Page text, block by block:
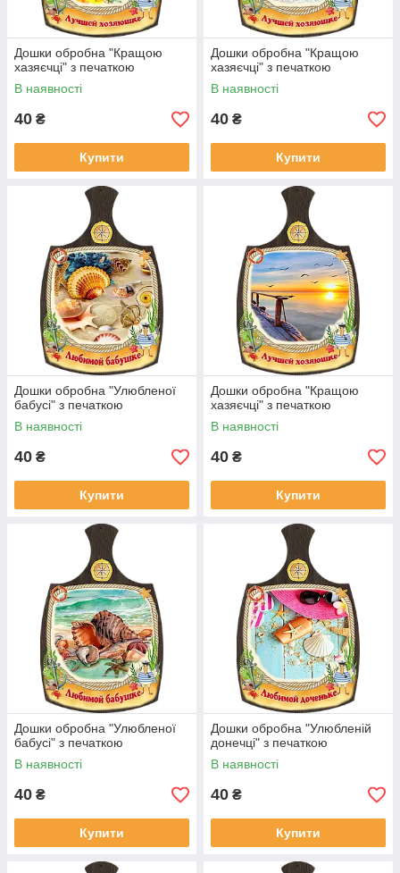
Дошки обробна "Кращою
хазяєчці" з печаткою
В наявності
40 ₴
Купити
Дошки обробна "Кращою
хазяєчці" з печаткою
В наявності
40 ₴
Купити
Дошки обробна "Улюбленої
бабусі" з печаткою
В наявності
40 ₴
Купити
Дошки обробна "Кращою
хазяєчці" з печаткою
В наявності
40 ₴
Купити
Дошки обробна "Улюбленої
бабусі" з печаткою
В наявності
40 ₴
Купити
Дошки обробна "Улюбленій
донечці" з печаткою
В наявності
40 ₴
Купити